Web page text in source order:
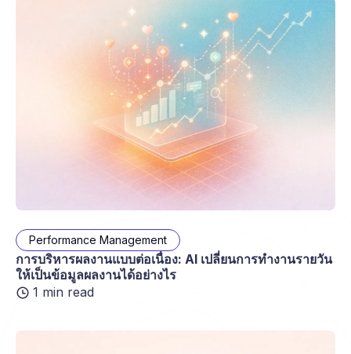
Performance Management
การบริหารผลงานแบบต่อเนื่อง: AI เปลี่ยนการทำงานรายวัน
ให้เป็นข้อมูลผลงานได้อย่างไร
1 min read